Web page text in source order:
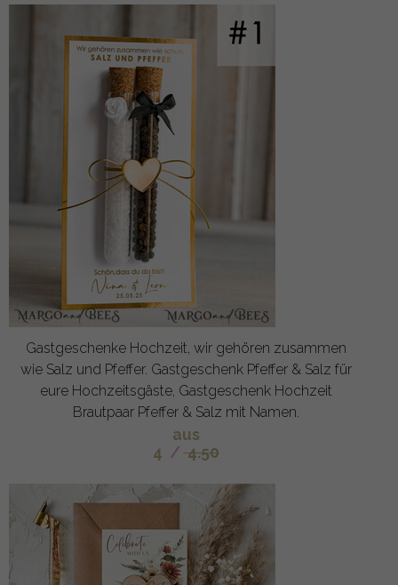
Gastgeschenke Hochzeit, wir gehören zusammen
wie Salz und Pfeffer. Gastgeschenk Pfeffer & Salz für
eure Hochzeitsgäste, Gastgeschenk Hochzeit
Brautpaar Pfeffer & Salz mit Namen.
aus
4 / 4.50